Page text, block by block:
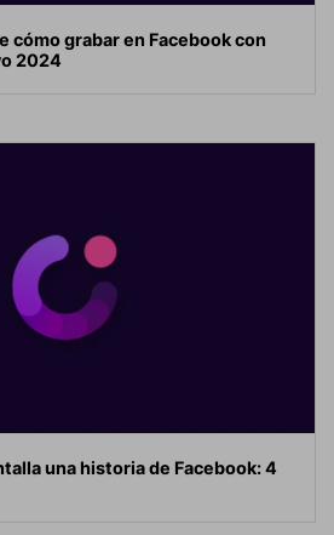
cómo grabar en Facebook con
2024
una historia de Facebook: 4